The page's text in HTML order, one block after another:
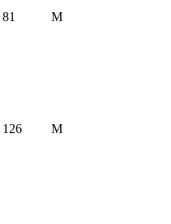
81 M
126 M